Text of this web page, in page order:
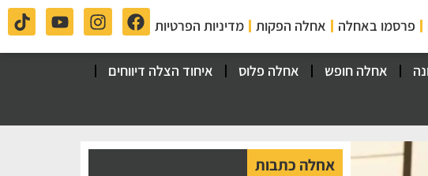
פרסמו באחלה אחלה הפקות מדיניות הפרטיות
אחלה חופש אחלה פלוס
איחוד הצלה דיווחים
אחלה כתבות